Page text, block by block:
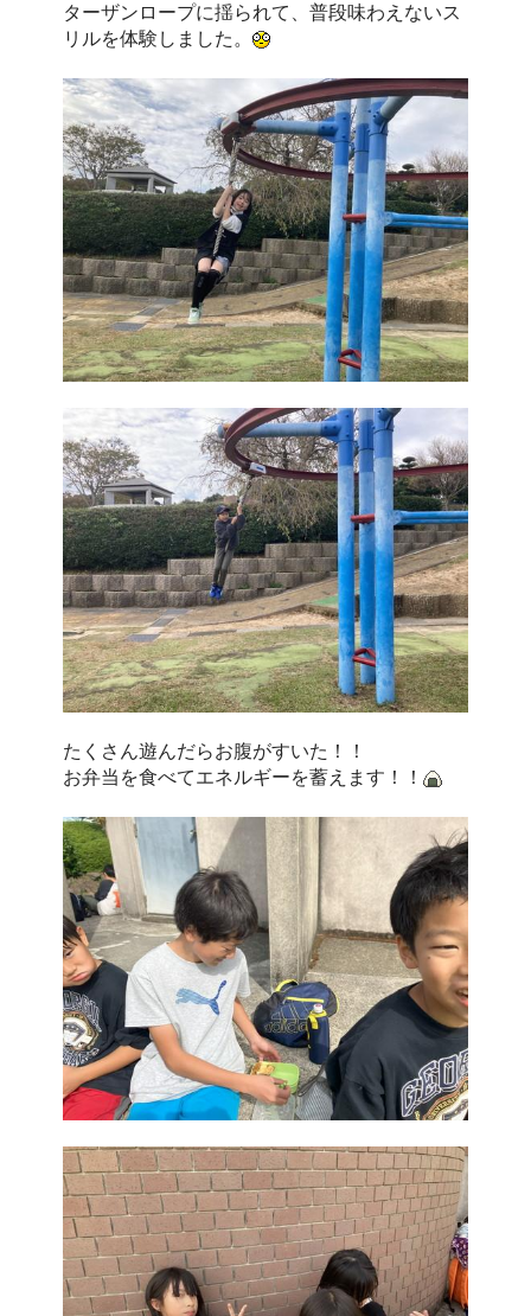
ターザンロープに揺られて、普段味わえないス
リルを体験しました。
たくさん遊んだらお腹がすいた！！
お弁当を食べてエネルギーを蓄えます！！